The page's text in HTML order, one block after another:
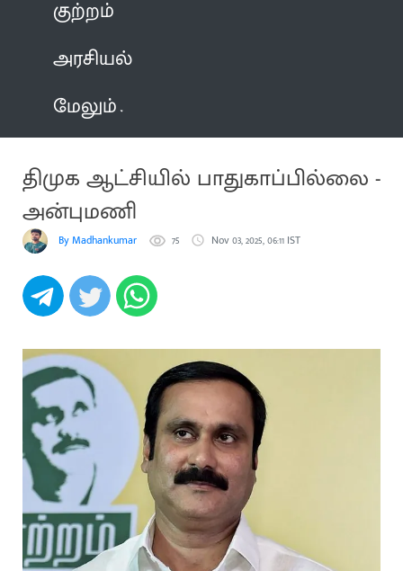
குற்றம்
அரசியல்
மேலும்
திமுக ஆட்சியில் பாதுகாப்பில்லை -
அன்புமணி
By Madhankumar 75 Nov 03, 2025, 06:11 IST